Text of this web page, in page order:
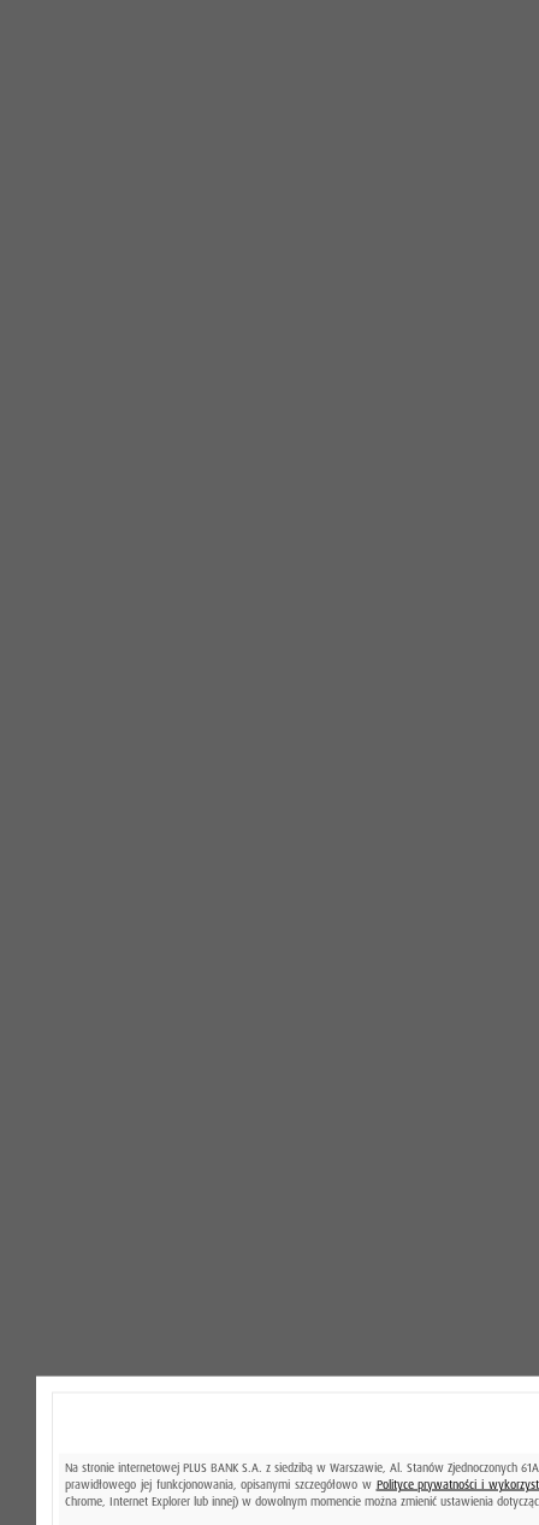
Na stronie internetowej PLUS BANK S.A. z siedzibą w Warszawie, Al. Stanów Zjednoczonych
prawidłowego jej funkcjonowania, opisanymi szczegółowo w Polityce prywatności i
Chrome, Internet Explorer lub innej) w dowolnym momencie można zmienić ustawienia